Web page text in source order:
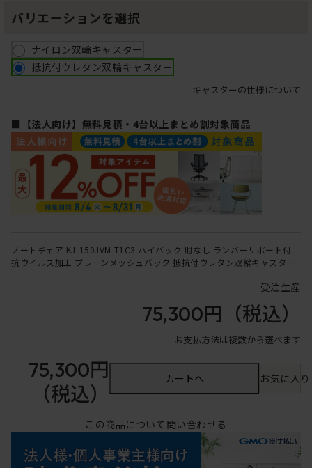
バリエーションを選択
ナイロン双輪キャスター
抵抗付ウレタン双輪キャスター
キャスターの仕様について
■【法人向け】無料見積・4台以上まとめ割対象商品
ノートチェア KJ-150JVM-T1C3 ハイバック 肘なし ランバーサポート付
抗ウイルス加工 プレーンメッシュバック 抵抗付ウレタン双輪キャスター
受注生産
75,300円 （税込）
お支払方法は複数から選べます
75,300円
（税込）
カートへ お気に入
この商品について問い合わせる